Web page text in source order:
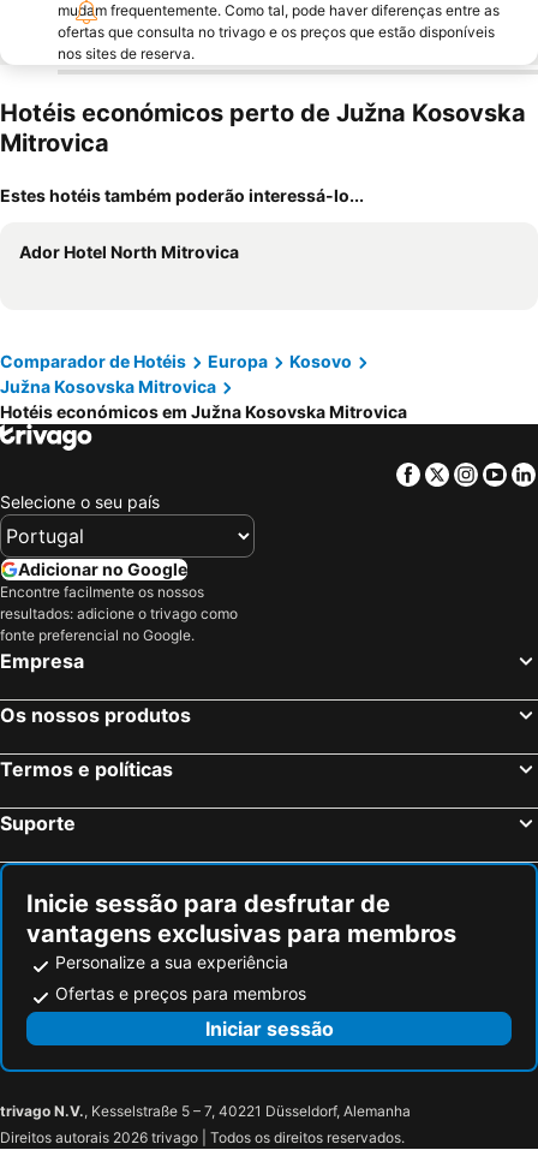
mudam frequentemente. Como tal, pode haver diferenças entre as
ofertas que consulta no trivago e os preços que estão disponíveis
nos sites de reserva.
Hotéis económicos perto de Južna Kosovska
Mitrovica
Estes hotéis também poderão interessá-lo...
Ador Hotel North Mitrovica
Comparador de Hotéis Europa
Kosovo
Južna Kosovska Mitrovica
Hotéis económicos em Južna Kosovska Mitrovica
Facebook
Twitter
Selecione o seu país
Adicionar no Google
Encontre facilmente os nossos
resultados: adicione o trivago como
fonte preferencial no Google.
Empresa
Os nossos produtos
Termos e políticas
Suporte
Inicie sessão para desfrutar de
vantagens exclusivas para membros
Personalize a sua experiência
Ofertas e preços para membros
Iniciar sessão
trivago N.V., Kesselstraße 5 – 7, 40221 Düsseldorf, Alemanha
Direitos autorais 2026 trivago | Todos os direitos reservados.